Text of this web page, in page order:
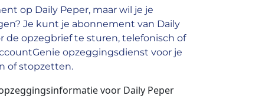
op Daily Peper, maar wil je je
Je kunt je abonnement van Daily
de opzegbrief te sturen, telefonisch of
opzeggingsdienst voor je
of stopzetten.
voor Daily Peper